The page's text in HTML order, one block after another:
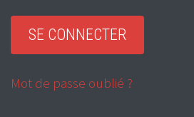
Mot de passe oublié ?